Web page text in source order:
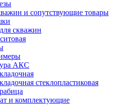
и сопутствующие товары
скважин
АКС
стеклопластиковая
и комплектующие